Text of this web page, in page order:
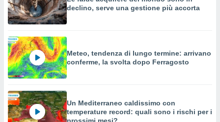
declino, serve una gestione più accorta
Meteo, tendenza di lungo termine: arrivano
conferme, la svolta dopo Ferragosto
Un Mediterraneo caldissimo con
temperature record: quali sono i rischi per i